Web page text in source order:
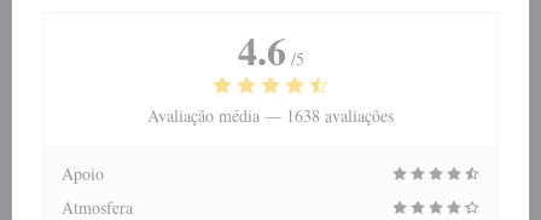
4.6 /5
Avaliação média — 1638 avaliações
Apoio
Atmosfera